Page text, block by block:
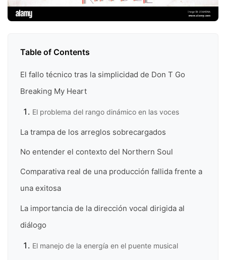
Table of Contents
El fallo técnico tras la simplicidad de Don T Go
Breaking My Heart
El problema del rango dinámico en las voces
La trampa de los arreglos sobrecargados
No entender el contexto del Northern Soul
Comparativa real de una producción fallida frente a
una exitosa
La importancia de la dirección vocal dirigida al
diálogo
El manejo de la energía en el puente musical